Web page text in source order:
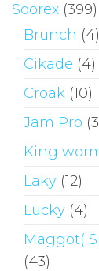
Soorex (399)
Brunch (4)
Cikade (4)
Croak (10)
Jam Pro
King
Laky (12)
Lucky (4)
Maggot(
(43)